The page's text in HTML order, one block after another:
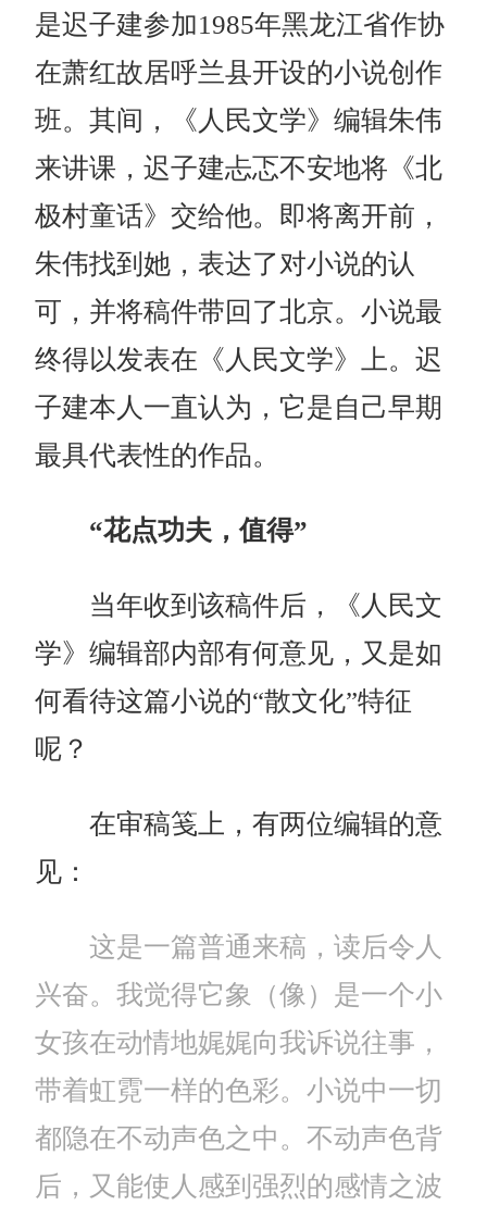
是迟子建参加1985年黑龙江省作协
在萧红故居呼兰县开设的小说创作
班。其间，《人民文学》编辑朱伟
来讲课，迟子建忐忑不安地将《北
极村童话》交给他。即将离开前，
朱伟找到她，表达了对小说的认
可，并将稿件带回了北京。小说最
终得以发表在《人民文学》上。迟
子建本人一直认为，它是自己早期
最具代表性的作品。
“花点功夫，值得”
当年收到该稿件后，《人民文
学》编辑部内部有何意见，又是如
何看待这篇小说的“散文化”特征
呢？
在审稿笺上，有两位编辑的意
见：
这是一篇普通来稿，读后令人
兴奋。我觉得它象（像）是一个小
女孩在动情地娓娓向我诉说往事，
带着虹霓一样的色彩。小说中一切
都隐在不动声色之中。不动声色背
后，又能使人感到强烈的感情之波